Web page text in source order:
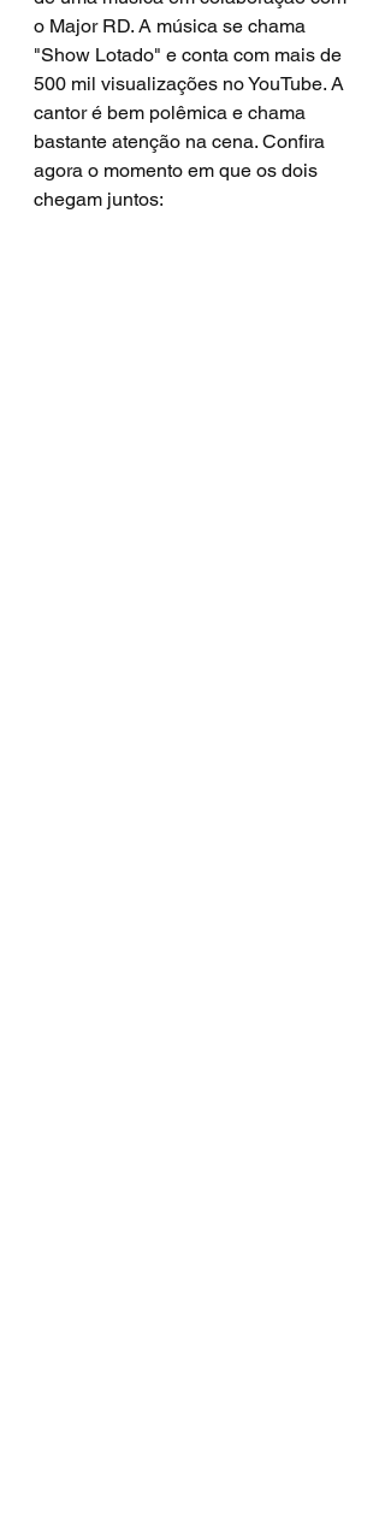
o Major RD. A música se chama
"Show Lotado" e conta com mais de
500 mil visualizações no YouTube. A
cantor é bem polêmica e chama
bastante atenção na cena. Confira
agora o momento em que os dois
chegam juntos: